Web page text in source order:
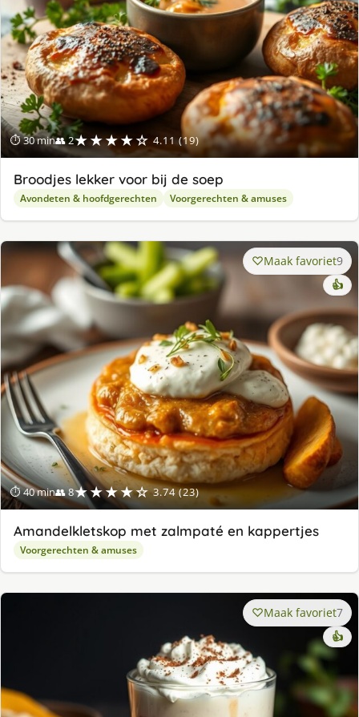
⏱ 30 min👥 2★★★★☆ 4.11 (19)
Broodjes lekker voor bij de soep
Avondeten & hoofdgerechten Voorgerechten & amuses
⏱ 40 min👥 8★★★★☆ 3.74 (23)
Maak favoriet9
👍
Amandelkletskop met zalmpaté en kappertjes
Voorgerechten & amuses
Maak favoriet7
👍